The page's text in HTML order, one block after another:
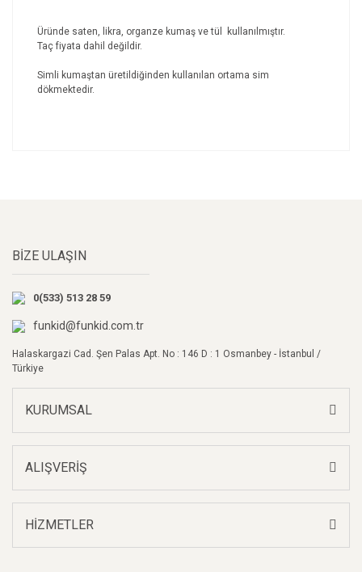
Üründe saten, likra, organze kumaş ve tül kullanılmıştır.
Taç fiyata dahil değildir.
Simli kumaştan üretildiğinden kullanılan ortama sim
dökmektedir.
Ürün açıklamasında eksik bilgiler bulunuyor.
Ürün bilgilerinde hatalar bulunuyor.
Ürün fiyatı diğer sitelerden daha pahalı.
Bu ürüne benzer farklı alternatifler olmalı.
BİZE ULAŞIN
0(533) 513 28 59
funkid@funkid.com.tr
Halaskargazi Cad. Şen Palas Apt. No : 146 D : 1 Osmanbey - İstanbul /
Türkiye
KURUMSAL
ALIŞVERİŞ
HİZMETLER